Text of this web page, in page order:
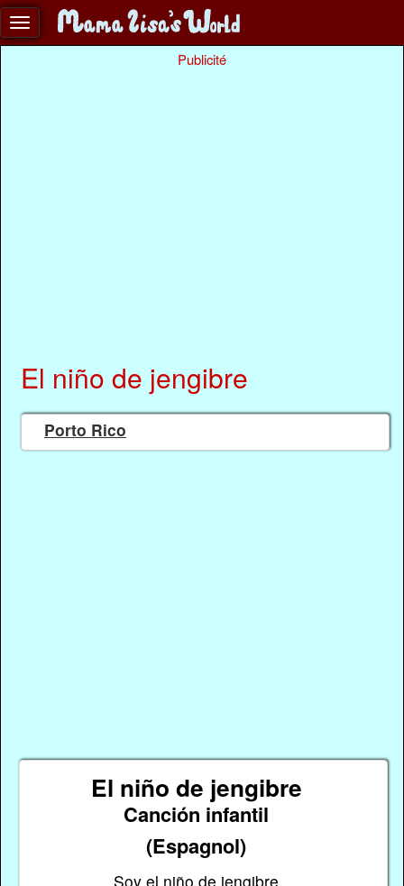
Publicité
El niño de jengibre
Porto Rico
El niño de jengibre
Canción infantil
(Espagnol)
Soy el niño de jengibre